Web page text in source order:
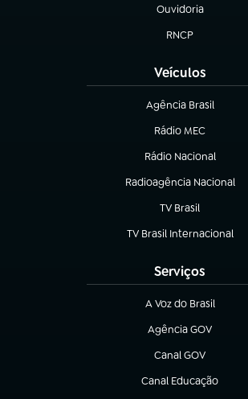
Ouvidoria
(abre em nova aba)
RNCP
(abre em nova
Veículos
Agência Brasil
(abre em nova aba)
Rádio MEC
Rádio Nacional
(abre em nova aba)
Radioagência Nacional
(abre em nova aba)
TV Brasil
(abre em nova aba)
TV Brasil Internacional
(abre em nova aba)
Serviços
A Voz do Brasil
(abre em nova aba)
Agência GOV
(abre em nova aba)
Canal GOV
(abre em nova aba)
Canal Educação
(abre em nova aba)